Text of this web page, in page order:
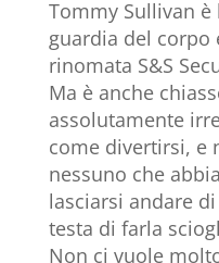
Tommy Sullivan è
guardia del
rinomata S&S
Ma è anche
assolutamente
come divertirsi, e
nessuno che
lasciarsi andare
testa di farla
Non ci vuole